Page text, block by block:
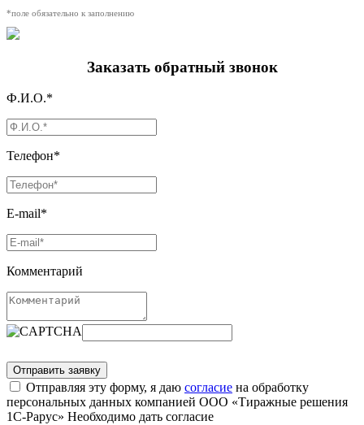
*поле обязательно к заполнению
Заказать обратный звонок
Ф.И.О.*
Телефон*
E-mail*
Комментарий
Отправляя эту форму, я даю согласие на обработку
персональных данных компанией ООО «Тиражные решения
1С-Рарус» Необходимо дать согласие